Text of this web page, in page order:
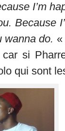
I’m
Because
wanna do. «
si
qui sont